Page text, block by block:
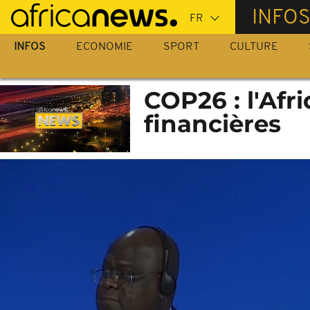
Passer
au
contenu
INFOS
INFOS ECONOMIE SPORT CULTURE
COP26 :
financières